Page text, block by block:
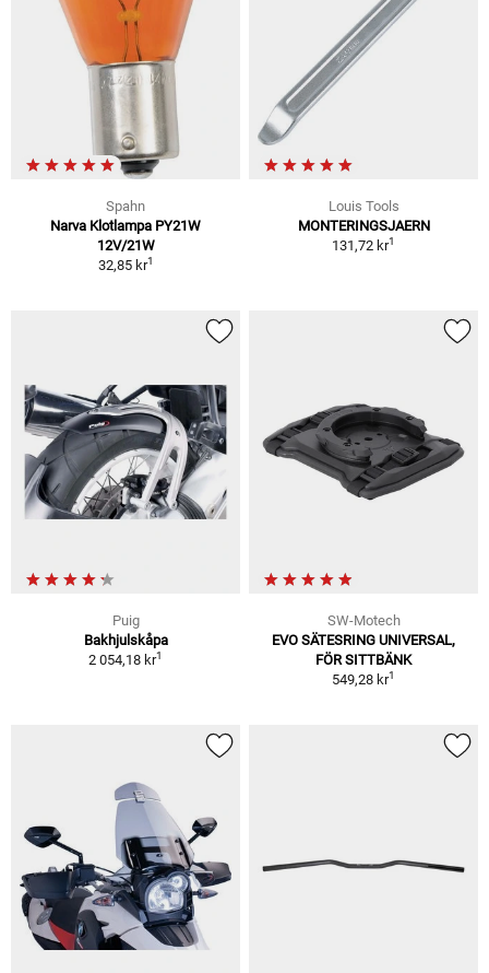
Spahn
Narva Klotlampa PY21W
12V/21W
32,85 kr1
Louis Tools
MONTERINGSJAERN
131,72 kr1
Puig
Bakhjulskåpa
2 054,18 kr1
SW-Motech
EVO SÄTESRING UNIVERSAL,
FÖR SITTBÄNK
549,28 kr1